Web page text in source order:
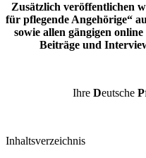
Zusätzlich veröffentlichen
für pflegende Angehörige“
sowie allen gängigen
Beiträge und
Ihre Deutsche P
Inhaltsverzeichnis